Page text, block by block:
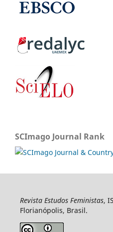
SCImago Journal Rank
Revista Estudos Feministas,
Florianópolis, Brasil.